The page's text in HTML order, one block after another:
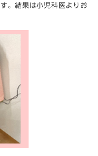
。結果は小児科医よりお